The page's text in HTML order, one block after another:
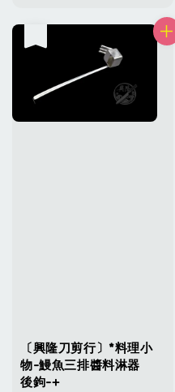
〔興隆刀剪行〕*料理小
物-鰻魚三排醬料淋器
後鉤-+